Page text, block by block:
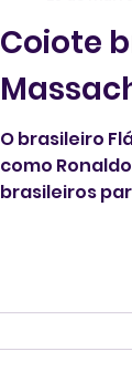
Coiote
O brasileiro
como
brasileiros